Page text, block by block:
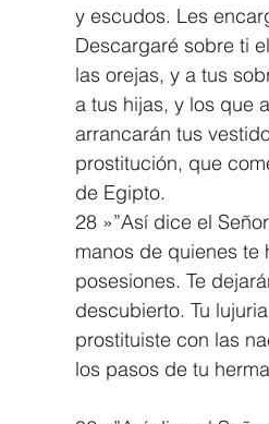
y escudos. Les
Descargaré sobre ti
las orejas, y a tus
a tus hijas, y los que
arrancarán tus
prostitución, que
de Egipto.
28 »”Así dice el
manos de quienes te
posesiones. Te
descubierto. Tu
prostituiste con las
los pasos de tu